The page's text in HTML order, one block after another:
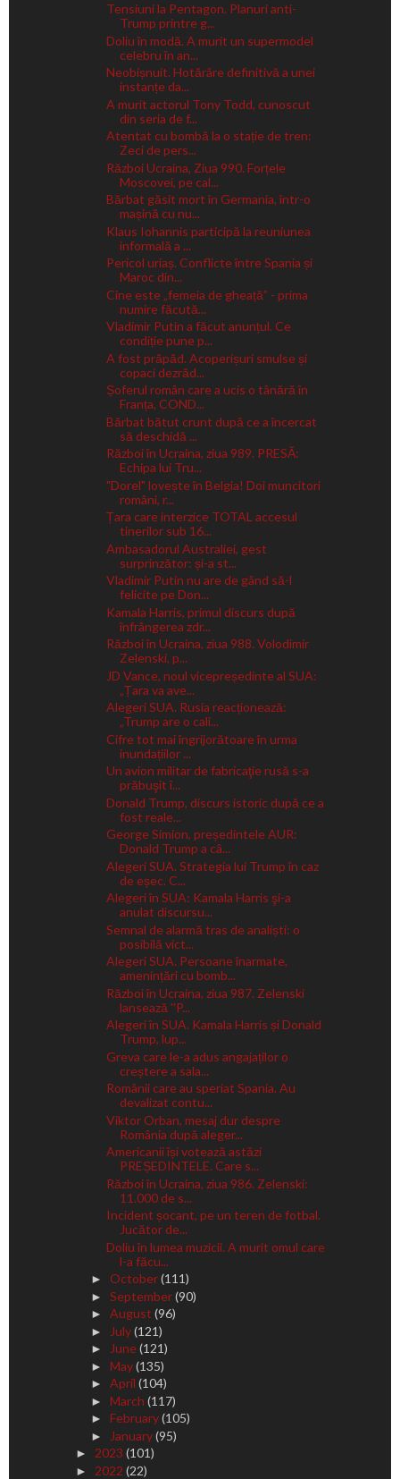
Tensiuni la Pentagon. Planuri anti-
Trump printre g...
Doliu în modă. A murit un supermodel
celebru în an...
Neobișnuit. Hotărâre definitivă a unei
instanțe da...
A murit actorul Tony Todd, cunoscut
din seria de f...
Atentat cu bombă la o stație de tren:
Zeci de pers...
Război Ucraina, Ziua 990. Forțele
Moscovei, pe cal...
Bărbat găsit mort în Germania, într-o
mașină cu nu...
Klaus Iohannis participă la reuniunea
informală a ...
Pericol uriaș. Conflicte între Spania și
Maroc din...
Cine este „femeia de gheață” - prima
numire făcută...
Vladimir Putin a făcut anunțul. Ce
condiție pune p...
A fost prăpăd. Acoperișuri smulse și
copaci dezrăd...
Șoferul român care a ucis o tânără în
Franța, COND...
Bărbat bătut crunt după ce a încercat
să deschidă ...
Război în Ucraina, ziua 989. PRESĂ:
Echipa lui Tru...
"Dorel" lovește în Belgia! Doi muncitori
români, r...
Țara care interzice TOTAL accesul
tinerilor sub 16...
Ambasadorul Australiei, gest
surprinzător: și-a st...
Vladimir Putin nu are de gând să-l
felicite pe Don...
Kamala Harris, primul discurs după
înfrângerea zdr...
Război în Ucraina, ziua 988. Volodimir
Zelenski, p...
JD Vance, noul vicepreședinte al SUA:
„Țara va ave...
Alegeri SUA. Rusia reacționează:
„Trump are o cali...
Cifre tot mai îngrijorătoare în urma
inundațiilor ...
Un avion militar de fabricaţie rusă s-a
prăbuşit î...
Donald Trump, discurs istoric după ce a
fost reale...
George Simion, președintele AUR:
Donald Trump a câ...
Alegeri SUA. Strategia lui Trump în caz
de eșec. C...
Alegeri în SUA: Kamala Harris şi-a
anulat discursu...
Semnal de alarmă tras de analiști: o
posibilă vict...
Alegeri SUA. Persoane înarmate,
amenințări cu bomb...
Război în Ucraina, ziua 987. Zelenski
lansează ''P...
Alegeri în SUA. Kamala Harris și Donald
Trump, lup...
Greva care le-a adus angajaților o
creștere a sala...
Românii care au speriat Spania. Au
devalizat contu...
Viktor Orban, mesaj dur despre
România după aleger...
Americanii își votează astăzi
PREȘEDINTELE. Care s...
Război în Ucraina, ziua 986. Zelenski:
11.000 de s...
Incident șocant, pe un teren de fotbal.
Jucător de...
Doliu în lumea muzicii. A murit omul care
l-a făcu...
► October(111)
► September(90)
► August (96)
► July(121)
► June(121)
► May(135)
► April (104)
► March (117)
► February(105)
► January(95)
► 2023 (101)
► 2022 (22)